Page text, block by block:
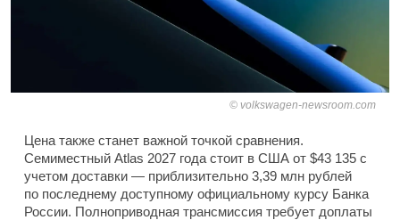
volkswagen-newsroom.com
Цена также станет важной точкой сравнения.
Семиместный Atlas 2027 года стоит в США от $43 135 с
учетом доставки — приблизительно 3,39 млн рублей
по последнему доступному официальному курсу Банка
России. Полноприводная трансмиссия требует доплаты